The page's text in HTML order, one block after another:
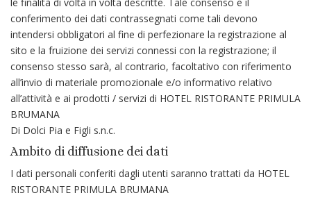
conferimento dei dati contrassegnati come tali devono
intendersi obbligatori al fine di perfezionare la registrazione al
sito e la fruizione dei servizi connessi con la registrazione; il
consenso stesso sarà, al contrario, facoltativo con riferimento
all’invio di materiale promozionale e/o informativo relativo
all’attività e ai prodotti / servizi di HOTEL RISTORANTE PRIMULA
BRUMANA
Di Dolci Pia e Figli s.n.c.
Ambito di diffusione dei dati
I dati personali conferiti dagli utenti saranno trattati da HOTEL
RISTORANTE PRIMULA BRUMANA